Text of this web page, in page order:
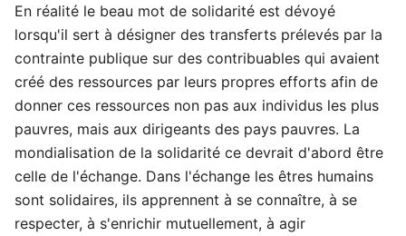
En réalité le beau mot de solidarité est dévoyé
lorsqu'il sert à désigner des transferts prélevés par la
contrainte publique sur des contribuables qui avaient
créé des ressources par leurs propres efforts afin de
donner ces ressources non pas aux individus les plus
pauvres, mais aux dirigeants des pays pauvres. La
mondialisation de la solidarité ce devrait d'abord être
celle de l'échange. Dans l'échange les êtres humains
sont solidaires, ils apprennent à se connaître, à se
respecter, à s'enrichir mutuellement, à agir